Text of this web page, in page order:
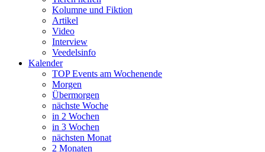
Kolumne und Fiktion
Artikel
Video
Interview
Veedelsinfo
Kalender
TOP Events am Wochenende
Morgen
Übermorgen
nächste Woche
in 2 Wochen
in 3 Wochen
nächsten Monat
2 Monaten